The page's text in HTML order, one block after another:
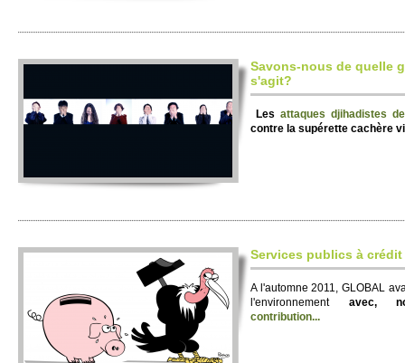
Savons-nous de quelle
s'agit?
Lesattaques djihadistes
contre la supérette cachère
Services publics à crédit
A l'automne 2011, GLOBAL
l'environnement avec,
contribution...